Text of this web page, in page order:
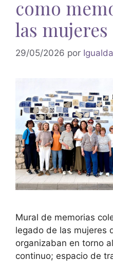
como
las mujeres
29/05/2026 por
Mural de memorias
legado de las mujeres
organizaban en torno
continuo; espacio de